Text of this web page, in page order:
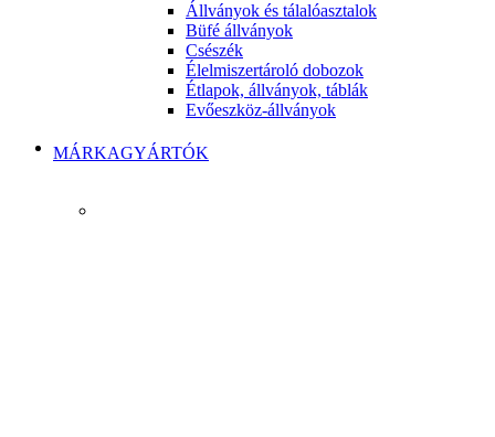
Állványok és tálalóasztalok
Büfé állványok
Csészék
Élelmiszertároló dobozok
Étlapok, állványok, táblák
Evőeszköz-állványok
MÁRKAGYÁRTÓK